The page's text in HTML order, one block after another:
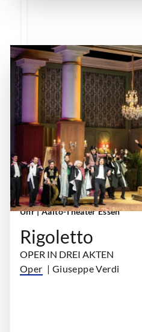
Samstag, 14. November 2026
Uhr| Aalto-Theater Essen
Rigoletto
OPER IN DREI AKTEN
Oper | Giuseppe Verdi